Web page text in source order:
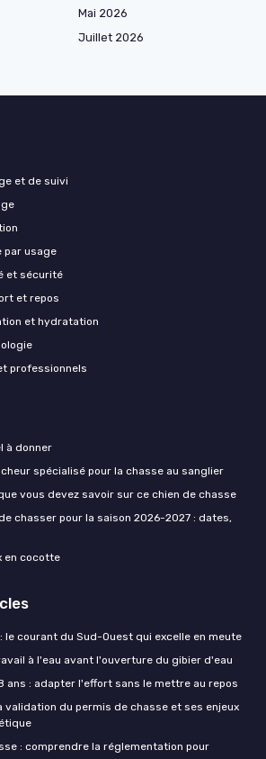
Mai 2026
Juillet 2026
et de suivi
par usage
et sécurité
et repos
et hydratation
professionnels
à donner
spécialisé pour la chasse au sanglier
vous devez savoir sur ce chien de chasse
chasser pour la saison 2026-2027 : dates,
en cocotte
le courant du Sud-Ouest qui excelle en meute
à l'eau avant l'ouverture du gibier d'eau
ans : adapter l'effort sans le mettre au repos
validation du permis de chasse et ses enjeux
: comprendre la réglementation pour